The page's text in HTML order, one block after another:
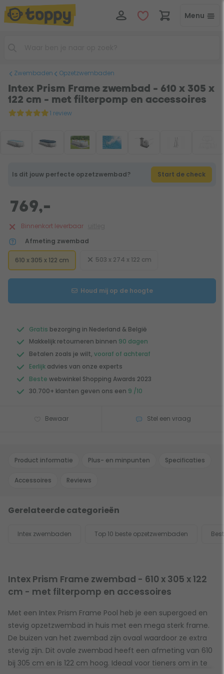
Menu
Zwembaden Opzetzwembaden
Intex Prism Frame zwembad - 610 x 305 x
122 cm - met filterpomp en accessoires
1 review
Is dit jouw perfecte opzetzwembad? Start de check
769,-
Binnenkort leverbaar
Afmeting zwembad
610 x 305 x 122 cm 503 x 274 x 122 cm
Houd mij op de hoogte
Gratis bezorging in Nederland & België
Makkelijk retourneren binnen 90 dagen
Betalen zoals je wilt, vooraf of achteraf
Eerlijk advies van onze experts
Beste webwinkel Shopping Awards 2023
30.700+ klanten geven ons een 9 /10
Bewaar Stel een vraag
Product informatie Plus- en minpunten Specificaties
Accessoires Reviews
Gerelateerde categorieën
Intex zwembaden Top 10 beste opzetzwembaden
Intex Prism Frame zwembad - 610 x 305 x 122
cm - met filterpomp en accessoires
Met een Intex Prism Frame Pool heb je een supergoed en
stevig opzetzwembad in huis met een mega sterk frame.
De buizen van het zwembad zijn ovaal waardoor ze extra
stevig zijn. Dit ovale zwembad heeft een afmeting van 610
bij 305 cm en is 122 cm hoog. Ideaal voor tieners om in te